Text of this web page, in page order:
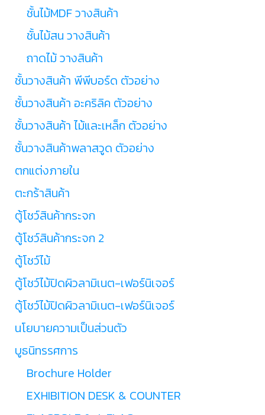
ชั้นไม้MDF วางสินค้า
ชั้นไม้สน วางสินค้า
ถาดไม้ วางสินค้า
ชั้นวางสินค้า พีพีบอร์ด ตัวอย่าง
ชั้นวางสินค้า อะคริลิค ตัวอย่าง
ชั้นวางสินค้า ไม้และเหล็ก ตัวอย่าง
ชั้นวางสินค้าพลาสวูด ตัวอย่าง
ตกแต่งภายใน
ตะกร้าสินค้า
ตู้โชว์สินค้ากระจก
ตู้โชว์สินค้ากระจก 2
ตู้โชว์ไม้
ตู้โชว์ไม้ปิดผิวลามิเนต-เฟอร์นิเจอร์
ตู้โชว์ไม้ปิดผิวลามิเนต-เฟอร์นิเจอร์
นโยบายความเป็นส่วนตัว
บูธนิทรรศการ
Brochure Holder
EXHIBITION DESK & COUNTER